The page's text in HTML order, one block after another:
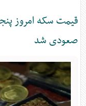
صعودی شد